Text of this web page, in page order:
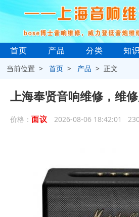
首页 产品 分类 知识
当前位置 >首页 > 产品 > 正文
上海奉贤音响维修，维
价格： 面议 2026-08-06 18:42:01